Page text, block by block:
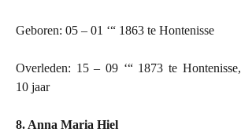
Geboren: 05 – 01 ‘“ 1863 te Hontenisse
Overleden: 15 – 09 ‘“ 1873 te Hontenisse,
10 jaar
8. Anna Maria Hiel